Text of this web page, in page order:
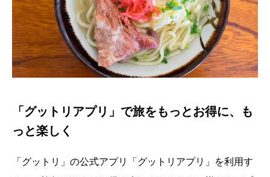
「グットリアプリ」で旅をもっとお得に、も
っと楽しく
「グットリ」の公式アプリ「グットリアプリ」を利用す